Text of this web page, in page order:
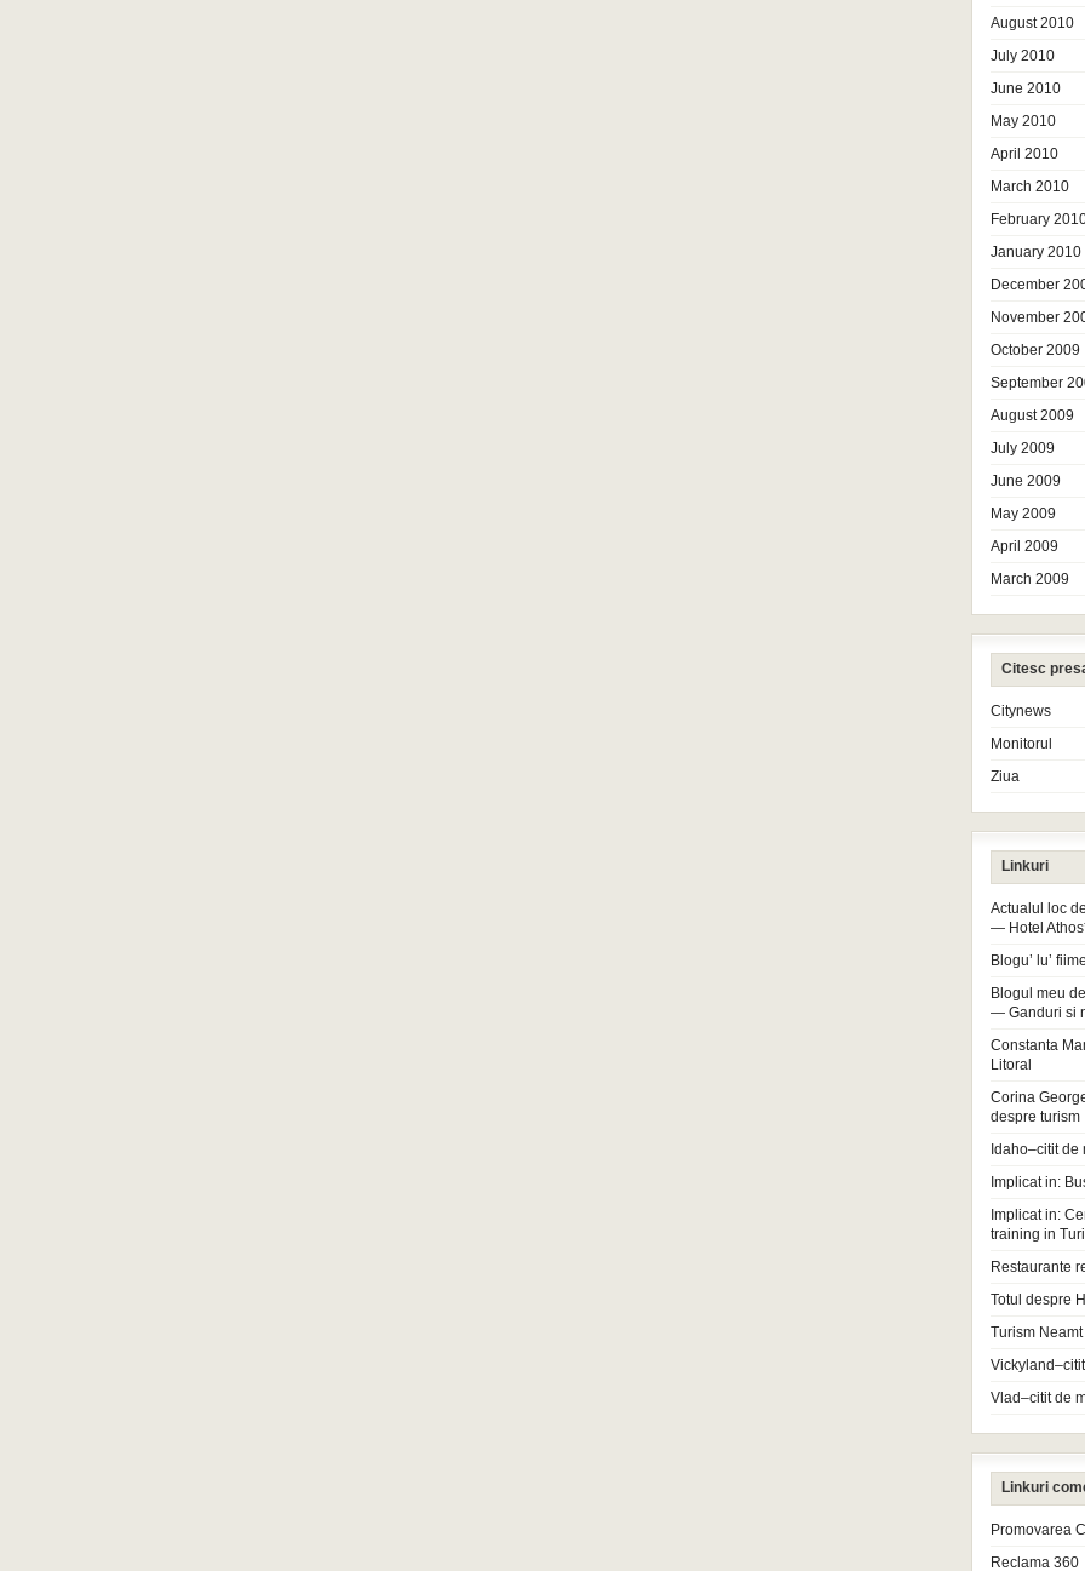
August 2010
July 2010
June 2010
May 2010
April 2010
March 2010
February
January 2010
December
November
October 2009
September
August 2009
July 2009
June 2009
May 2009
April 2009
March 2009
Citesc
Citynews
Monitorul
Ziua
Linkuri
Actualul loc
— Hotel
Blogu’ lu’
Blogul meu
— Ganduri si
Constanta
Litoral
Corina
despre turism
Idaho–citit de
Implicat in:
Implicat in:
training in
Restaurante
Totul despre
Turism Neamt
Vlad–citit de
Linkuri
Promovarea
Reclama 360